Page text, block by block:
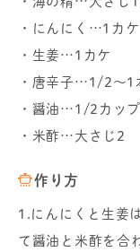
・にんにく…1カケ
・生姜…1カケ
・唐辛子…1/2～1
・醤油…1/2カップ
・米酢…大さじ2
作り方
1.にんにくと生姜
て醤油と米酢を合